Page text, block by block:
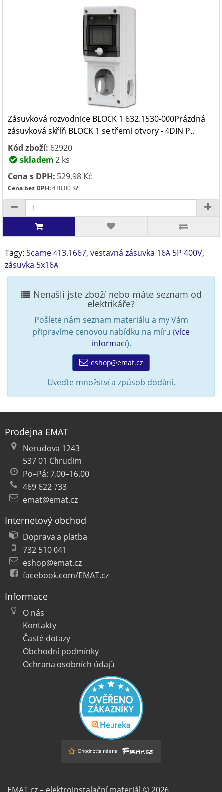
Zásuvková rozvodnice BLOCK 1 632.1530-000Prázdná
zásuvková skříň BLOCK 1 se třemi otvory - 4DIN P..
Kód zboží: 62920
skladem 2 ks
Cena s DPH: 529,98 Kč
Cena bez DPH:438,00 Kč
Tagy: Scame 413.1667, vestavná zásuvka 16A 5P 400V,
zásuvka 5x16A
Nenašli jste zboží nebo máte seznam od
elektrikáře?
Pošlete nám seznam materiálu a my Vám
připravíme cenovou nabídku na míru (více
informací).
eshop@emat.cz
Uveďte množství a způsob dodání.
Prodejna EMAT
Nerudova 1243
537 01 Chrudim
Po–Pá: 7.00–16.00
469 622 733
emat@emat.cz
Internetový obchod
Doprava a platba
732 510 041
eshop@emat.cz
facebook.com/EMAT.cz
Informace
O nás
Kontakty
Časté dotazy
Obchodní podmínky
Ochrana osobních údajů
EMAT.cz – elektroinstalační materiál © 2026